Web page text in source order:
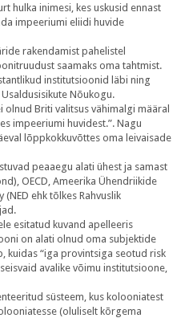
hulka inimesi, kes uskusid ennast
impeeriumi eliidi huvide
rakendamist pahelistel
saamaks oma tahtmist.
institutsioonid läbi ning
Nõukogu.
Briti valitsus vähimalgi määral
impeeriumi huvidest.”. Nagu
lõppkokkuvõttes oma leivaisade
peaaegu alati ühest ja samast
OECD, Ameerika Ühendriikide
ehk tõlkes Rahvuslik
esitatud kuvand apelleeris
on alati olnud oma subjektide
kuidas “iga provintsiga seotud risk
avalike võimu institutsioone,
süsteem, kus kolooniatest
(oluliselt kõrgema